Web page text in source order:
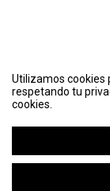
Utilizamos cookies
respetando tu
cookies.